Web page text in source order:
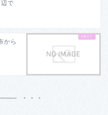
で
から